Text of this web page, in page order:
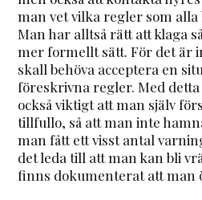
man vet vilka regler som
Man har alltså rätt att klaga
mer formellt sätt. För det är
skall behöva acceptera en
föreskrivna regler. Med
också viktigt att man själv
tillfullo, så att man inte
man fått ett visst antal
det leda till att man kan bli
finns dokumenterat att man